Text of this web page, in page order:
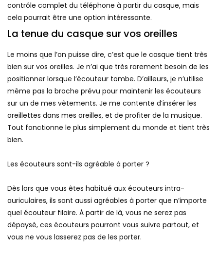
contrôle complet du téléphone à partir du casque, mais
cela pourrait être une option intéressante.
La tenue du casque sur vos oreilles
Le moins que l’on puisse dire, c’est que le casque tient très
bien sur vos oreilles. Je n’ai que très rarement besoin de les
positionner lorsque l’écouteur tombe. D’ailleurs, je n’utilise
même pas la broche prévu pour maintenir les écouteurs
sur un de mes vêtements. Je me contente d’insérer les
oreillettes dans mes oreilles, et de profiter de la musique.
Tout fonctionne le plus simplement du monde et tient très
bien.
Les écouteurs sont-ils agréable à porter ?
Dès lors que vous êtes habitué aux écouteurs intra-
auriculaires, ils sont aussi agréables à porter que n’importe
quel écouteur filaire. À partir de là, vous ne serez pas
dépaysé, ces écouteurs pourront vous suivre partout, et
vous ne vous lasserez pas de les porter.